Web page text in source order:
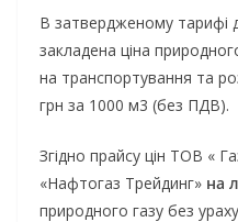
В затвердженому тарифі
закладена ціна
на транспортування та
грн за 1000 м3 (без ПДВ).
Згідно прайсу цін ТОВ «
«Нафтогаз Трейдинг» на
природного газу без